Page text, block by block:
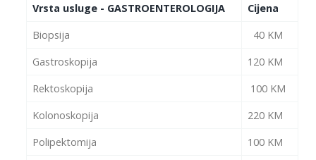
Vrsta usluge - GASTROENTEROLOGIJA
Cijena
Biopsija
40 KM
Gastroskopija
120 KM
Rektoskopija
100 KM
Kolonoskopija
220 KM
Polipektomija
100 KM